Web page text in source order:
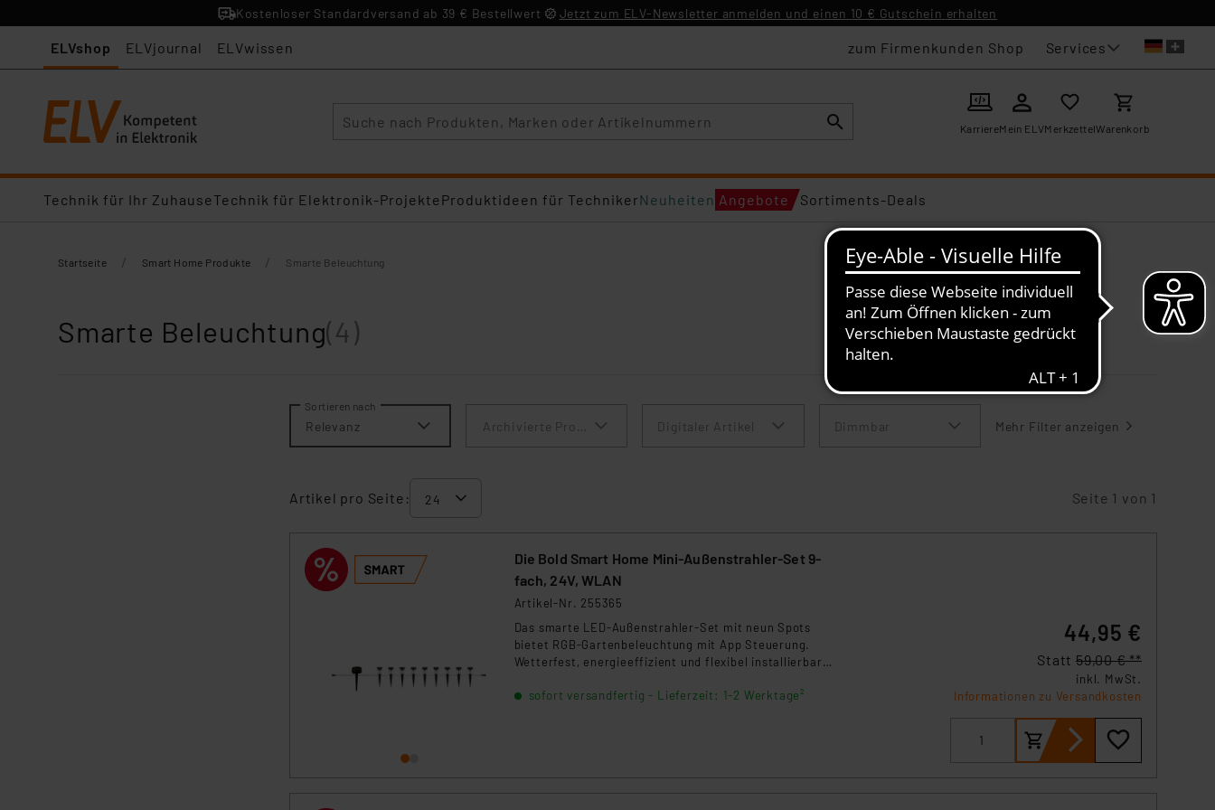
Kostenloser Standardversand ab 39 € Bestellwert Jetzt zum ELV-Newsletter anmelden und einen 10 € Gutschein erhalten
ELVshop ELVjournal ELVwissen zum Firmenkunden Shop Services
KarriereMein ELVMerkzettelWarenkorb
Technik für Ihr ZuhauseTechnik für Elektronik-ProjekteProduktideen für TechnikerNeuheiten Angebote Sortiments-Deals
Startseite / Smart Home Produkte / Smarte Beleuchtung
Smarte Beleuchtung(4)
Sortieren nach
Relevanz Archivierte Produkte anzeigenDigitaler Artikel Dimmbar Mehr Filter anzeigen
Artikel pro Seite: Seite 1 von 1
Die Bold Smart Home Mini-Außenstrahler-Set 9-
fach, 24V, WLAN
Artikel-Nr. 255365
Das smarte LED-Außenstrahler-Set mit neun Spots
bietet RGB-Gartenbeleuchtung mit App Steuerung.
Wetterfest, energieeffizient und flexibel installierbar
Außenbereich.
sofort versandfertig - Lieferzeit: 1-2 Werktage²
44,95 €
Statt 59,00 € **
inkl. MwSt.
Informationen zu Versandkosten